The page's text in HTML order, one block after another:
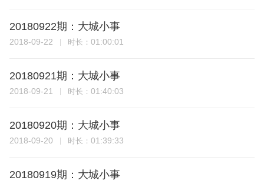
20180922期：大城小事
2018-09-22 时长： 01:00:01
20180921期：大城小事
2018-09-21 时长： 01:40:03
20180920期：大城小事
2018-09-20 时长： 01:39:33
20180919期：大城小事